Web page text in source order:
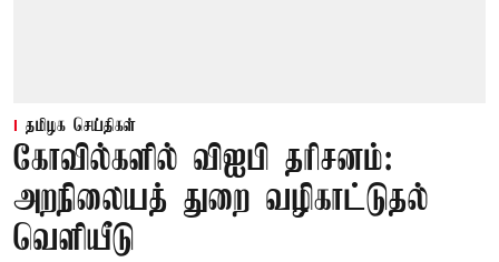
தமிழக செய்திகள்
கோவில்களில் விஐபி தரிசனம்:
அறநிலையத் துறை வழிகாட்டுதல்
வெளியீடு